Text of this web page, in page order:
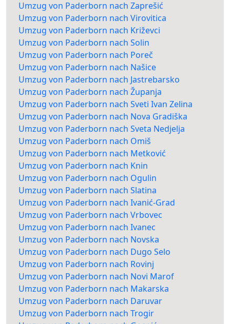
Umzug von Paderborn nach Zaprešić
Umzug von Paderborn nach Virovitica
Umzug von Paderborn nach Križevci
Umzug von Paderborn nach Solin
Umzug von Paderborn nach Poreč
Umzug von Paderborn nach Našice
Umzug von Paderborn nach Jastrebarsko
Umzug von Paderborn nach Županja
Umzug von Paderborn nach Sveti Ivan Zelina
Umzug von Paderborn nach Nova Gradiška
Umzug von Paderborn nach Sveta Nedjelja
Umzug von Paderborn nach Omiš
Umzug von Paderborn nach Metković
Umzug von Paderborn nach Knin
Umzug von Paderborn nach Ogulin
Umzug von Paderborn nach Slatina
Umzug von Paderborn nach Ivanić-Grad
Umzug von Paderborn nach Vrbovec
Umzug von Paderborn nach Ivanec
Umzug von Paderborn nach Novska
Umzug von Paderborn nach Dugo Selo
Umzug von Paderborn nach Rovinj
Umzug von Paderborn nach Novi Marof
Umzug von Paderborn nach Makarska
Umzug von Paderborn nach Daruvar
Umzug von Paderborn nach Trogir